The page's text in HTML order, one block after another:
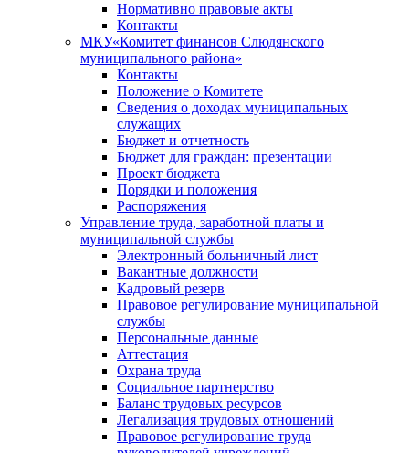
Нормативно правовые акты
Контакты
МКУ«Комитет финансов Слюдянского
муниципального района»
Контакты
Положение о Комитете
Сведения о доходах муниципальных
служащих
Бюджет и отчетность
Бюджет для граждан: презентации
Проект бюджета
Порядки и положения
Распоряжения
Управление труда, заработной платы и
муниципальной службы
Электронный больничный лист
Вакантные должности
Кадровый резерв
Правовое регулирование муниципальной
службы
Персональные данные
Аттестация
Охрана труда
Социальное партнерство
Баланс трудовых ресурсов
Легализация трудовых отношений
Правовое регулирование труда